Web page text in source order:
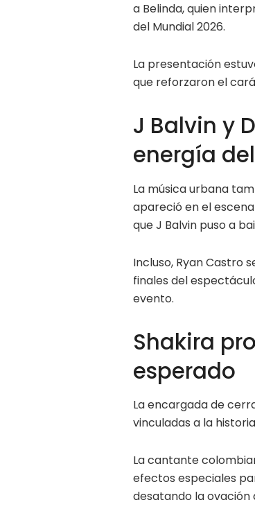
a Belinda, quien
del Mundial 2026.
La presentación
que reforzaron el
J Balvin y
energía
La música urbana
apareció en el
que J Balvin puso a
Incluso, Ryan Castro
finales del
evento.
Shakira
esperado
La encargada de
vinculadas a la
La cantante
efectos especiales
desatando la ovación